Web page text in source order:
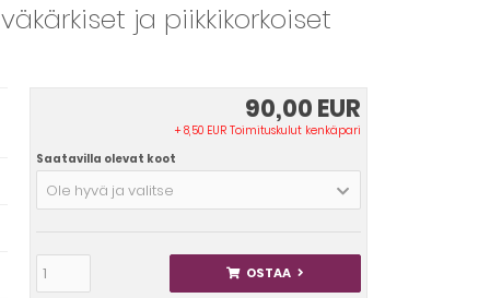
ja piikkikorkoiset
90,00 EUR
+ 8,50 EUR Toimituskulut kenkäpari
Saatavilla olevat koot
Ole hyvä ja valitse
OSTAA